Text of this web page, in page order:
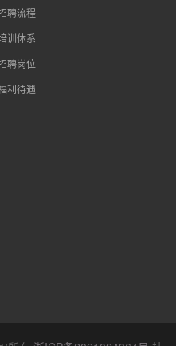
聘流程
训体系
聘岗位
利待遇